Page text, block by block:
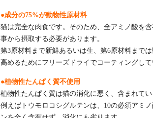
●成分の75%が動物性原材料
猫は完全な肉食です。そのため、全アミノ酸を
事から摂取する必要があります。
第3原材料まで新鮮あるいは生、第6原材料まで
高めるためにフリーズドライでコーティングして
●植物性たんぱく質不使用
植物性たんぱく質は猫の消化に悪く、含まれて
例えばトウモロコシグルテンは、10の必須アミ